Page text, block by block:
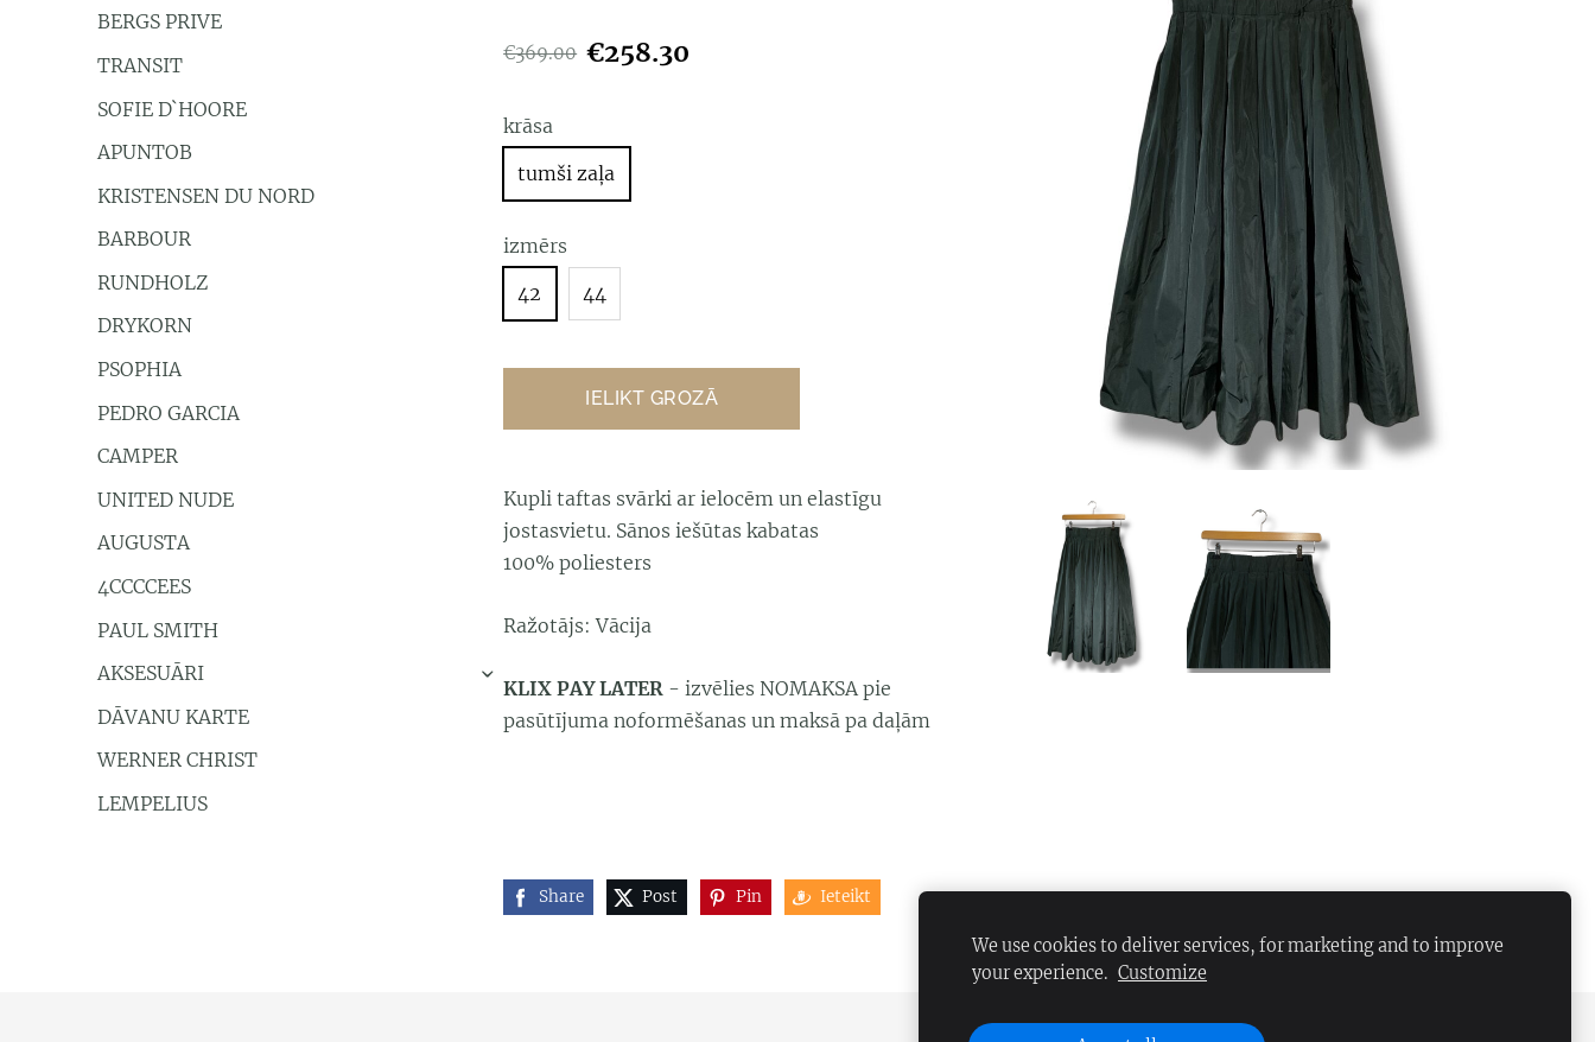
BERGS PRIVE
TRANSIT
SOFIE D`HOORE
APUNTOB
KRISTENSEN DU NORD
BARBOUR
RUNDHOLZ
DRYKORN
PSOPHIA
PEDRO GARCIA
CAMPER
UNITED NUDE
AUGUSTA
4CCCCEES
PAUL SMITH
AKSESUĀRI
›
DĀVANU KARTE
WERNER CHRIST
LEMPELIUS
€369.00 €258.30
krāsa
tumši zaļa
izmērs
42
44
IELIKT GROZĀ
Kupli taftas svārki ar ielocēm un elastīgu
jostasvietu. Sānos iešūtas kabatas
100% poliesters
Ražotājs: Vācija
KLIX PAY LATER - izvēlies NOMAKSA pie
pasūtījuma noformēšanas un maksā pa daļām
Share Post Pin Ieteikt
We use cookies to deliver services, for marketing and to improve
your experience. Customize